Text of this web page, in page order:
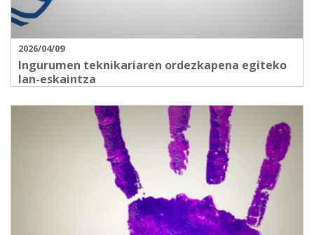
2026/04/09
Ingurumen teknikariaren ordezkapena egiteko
lan-eskaintza